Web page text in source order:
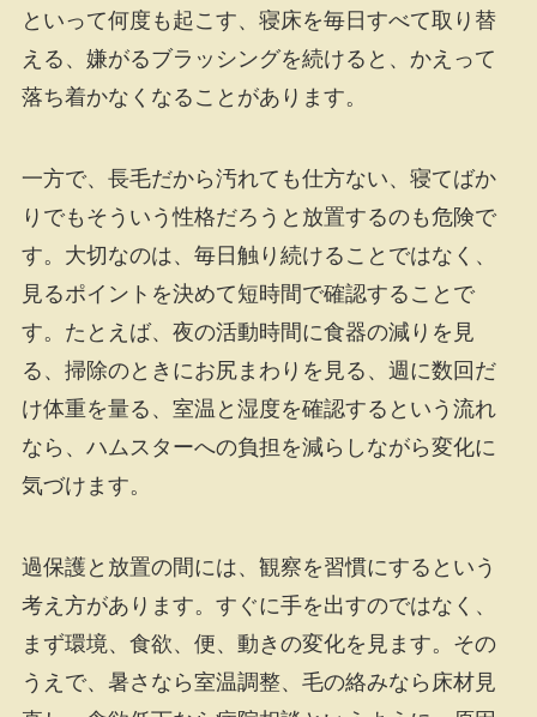
といって何度も起こす、寝床を毎日すべて取り替
える、嫌がるブラッシングを続けると、かえって
落ち着かなくなることがあります。
一方で、長毛だから汚れても仕方ない、寝てばか
りでもそういう性格だろうと放置するのも危険で
す。大切なのは、毎日触り続けることではなく、
見るポイントを決めて短時間で確認することで
す。たとえば、夜の活動時間に食器の減りを見
る、掃除のときにお尻まわりを見る、週に数回だ
け体重を量る、室温と湿度を確認するという流れ
なら、ハムスターへの負担を減らしながら変化に
気づけます。
過保護と放置の間には、観察を習慣にするという
考え方があります。すぐに手を出すのではなく、
まず環境、食欲、便、動きの変化を見ます。その
うえで、暑さなら室温調整、毛の絡みなら床材見